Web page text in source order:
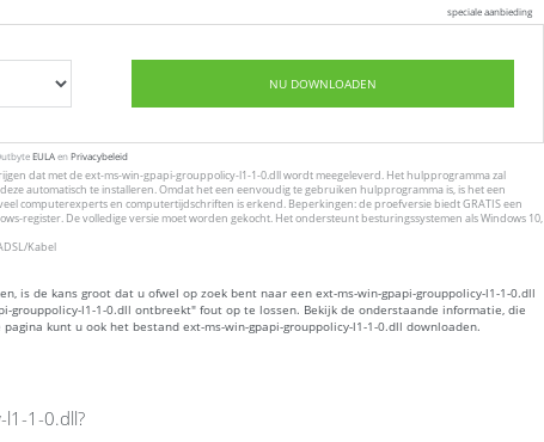
speciale aanbieding
NU DOWNLOADEN
EULAenPrivacybeleid
dat met de ext-ms-win-gpapi-grouppolicy-l1-1-0.dll wordt meegeleverd. Het hulpprogramma zal
automatisch te installeren. Omdat het een eenvoudig te gebruiken hulpprogramma is, is het een
computerexperts en computertijdschriften is erkend. Beperkingen: de proefversie biedt GRATIS een
register. De volledige versie moet worden gekocht. Het ondersteunt besturingssystemen als Windows 10,
Kabel
is de kans groot dat u ofwel op zoek bent naar een ext-ms-win-gpapi-grouppolicy-l1-1-0.dll
grouppolicy-l1-1-0.dll ontbreekt" fout op te lossen. Bekijk de onderstaande informatie, die
kunt u ook het bestand ext-ms-win-gpapi-grouppolicy-l1-1-0.dll downloaden.
l1-1-0.dll?